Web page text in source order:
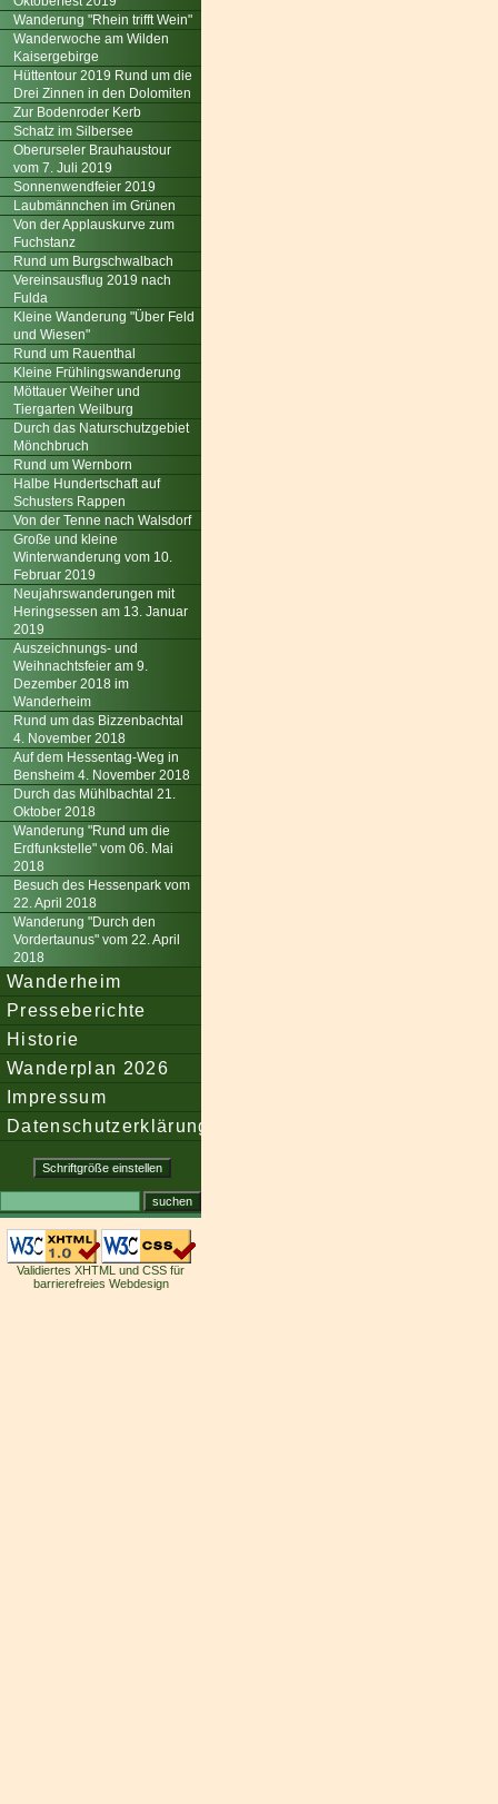
Wanderung "Rhein trifft Wein"
Wanderwoche am Wilden
Kaisergebirge
Hüttentour 2019 Rund um die
Drei Zinnen in den Dolomiten
Zur Bodenroder Kerb
Schatz im Silbersee
Oberurseler Brauhaustour
vom 7. Juli 2019
Sonnenwendfeier 2019
Laubmännchen im Grünen
Von der Applauskurve zum
Fuchstanz
Rund um Burgschwalbach
Vereinsausflug 2019 nach
Fulda
Kleine Wanderung "Über Feld
und Wiesen"
Rund um Rauenthal
Kleine Frühlingswanderung
Möttauer Weiher und
Tiergarten Weilburg
Durch das Naturschutzgebiet
Mönchbruch
Rund um Wernborn
Halbe Hundertschaft auf
Schusters Rappen
Von der Tenne nach Walsdorf
Große und kleine
Winterwanderung vom 10.
Februar 2019
Neujahrswanderungen mit
Heringsessen am 13. Januar
2019
Auszeichnungs- und
Weihnachtsfeier am 9.
Dezember 2018 im
Wanderheim
Rund um das Bizzenbachtal
4. November 2018
Auf dem Hessentag-Weg in
Bensheim 4. November 2018
Durch das Mühlbachtal 21.
Oktober 2018
Wanderung "Rund um die
Erdfunkstelle" vom 06. Mai
2018
Besuch des Hessenpark vom
22. April 2018
Wanderung "Durch den
Vordertaunus" vom 22. April
2018
Wanderheim
Presseberichte
Historie
Wanderplan 2026
Impressum
Datenschutzerklärung
Validiertes XHTML und CSS für
barrierefreies Webdesign